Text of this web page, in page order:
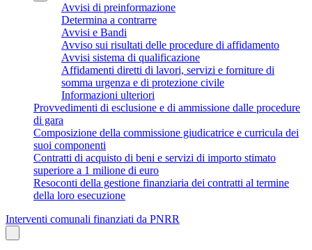
Avvisi di preinformazione
Determina a contrarre
Avvisi e Bandi
Avviso sui risultati delle procedure di affidamento
Avvisi sistema di qualificazione
Affidamenti diretti di lavori, servizi e forniture di
somma urgenza e di protezione civile
Informazioni ulteriori
Provvedimenti di esclusione e di ammissione dalle procedure
di gara
Composizione della commissione giudicatrice e curricula dei
suoi componenti
Contratti di acquisto di beni e servizi di importo stimato
superiore a 1 milione di euro
Resoconti della gestione finanziaria dei contratti al termine
della loro esecuzione
Interventi comunali finanziati da PNRR